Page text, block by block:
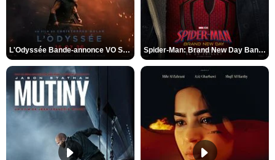
L'Odyssée Bande-annonce VO STFR Spider-Man: Brand New Day Bande-annonce VO STFR